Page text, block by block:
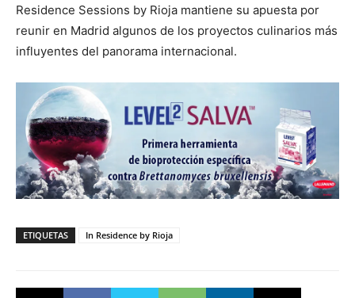
Residence Sessions by Rioja mantiene su apuesta por
reunir en Madrid algunos de los proyectos culinarios más
influyentes del panorama internacional.
ETIQUETAS In Residence by Rioja